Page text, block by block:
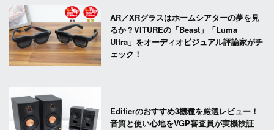
AR／XRグラスはホームシアターの夢を見
るか？VITUREの「Beast」「Luma
Ultra」をオーディオビジュアル評論家がチ
ェック！
Edifierのおすすめ3機種を厳選レビュー！
音質と使い心地をVGP審査員が実機検証